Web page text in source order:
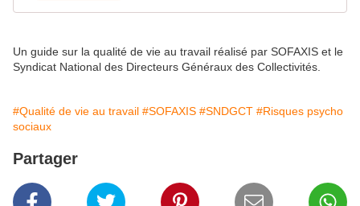
Un guide sur la qualité de vie au travail réalisé par SOFAXIS et le
Syndicat National des Directeurs Généraux des Collectivités.
#Qualité de vie au travail #SOFAXIS #SNDGCT #Risques psycho
sociaux
Partager